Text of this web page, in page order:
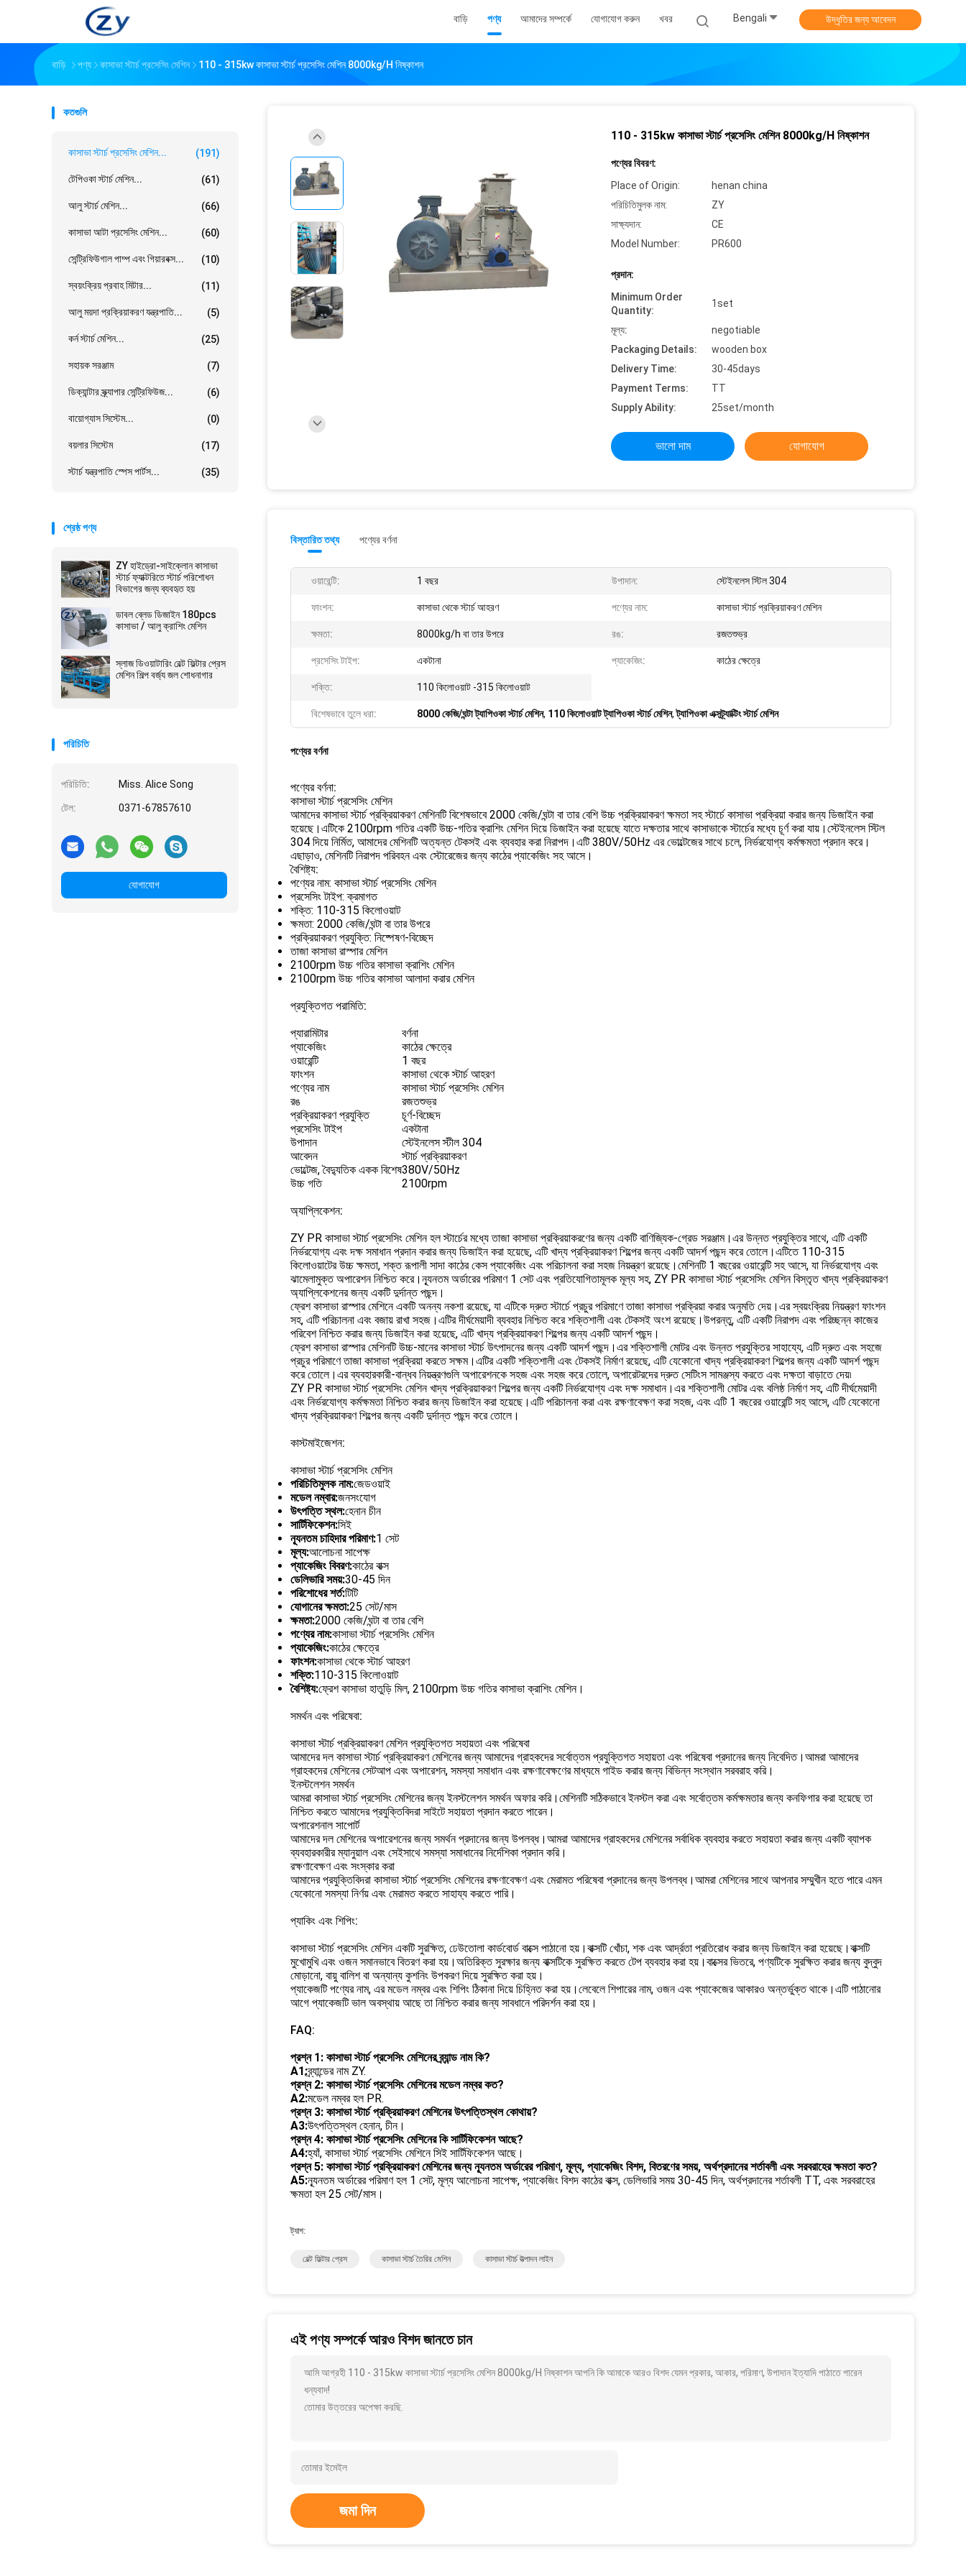
বাড়ি পণ্য আমাদের সম্পর্কে যোগাযোগ করুন খবর Bengali উদ্ধৃতির জন্য আবেদন
বাড়ি পণ্য কাসাভা স্টার্চ প্রসেসিং মেশিন 110 - 315kw কাসাভা স্টার্চ প্রসেসিং মেশিন 8000kg/H নিষ্কাশন
কতগুলি
কাসাভা স্টার্চ প্রসেসিং মেশিন... (191)
টেপিওকা স্টার্চ মেশিন... (61)
আলু স্টার্চ মেশিন... (66)
কাসাভা আটা প্রসেসিং মেশিন... (60)
সেন্ট্রিফিউগাল পাম্প এবং গিয়ারবক্স... (10)
স্বয়ংক্রিয় প্রবাহ মিটার... (11)
আলু ময়দা প্রক্রিয়াকরণ যন্ত্রপাতি... (5)
কর্ন স্টার্চ মেশিন... (25)
সহায়ক সরঞ্জাম (7)
ডিক্যান্টার স্ক্র্যাপার সেন্ট্রিফিউজ... (6)
বায়োগ্যাস সিস্টেম... (0)
বয়লার সিস্টেম (17)
স্টার্চ যন্ত্রপাতি স্পেস পার্টস... (35)
শ্রেষ্ঠ পণ্য
ZY হাইড্রো-সাইক্লোন কাসাভা
স্টার্চ ফ্যাক্টরিতে স্টার্চ পরিশোধন
বিভাগের জন্য ব্যবহৃত হয়
ডাবল ব্লেড ডিজাইন 180pcs
কাসাভা / আলু ক্রাশিং মেশিন
স্লাজ ডিওয়াটারিং বেল্ট ফিল্টার প্রেস
মেশিন শিল্প বর্জ্য জল শোধনাগার
পরিচিতি
পরিচিতি: Miss. Alice Song
টেল: 0371-67857610
যোগাযোগ
110 - 315kw কাসাভা স্টার্চ প্রসেসিং মেশিন 8000kg/H নিষ্কাশন
পণ্যের বিবরণ:
Place of Origin:
henan china
পরিচিতিমুলক নাম:
ZY
সাক্ষ্যদান:
CE
Model Number:
PR600
প্রদান:
Minimum Order
Quantity:
1set
মূল্য:
negotiable
Packaging Details:
wooden box
Delivery Time:
30-45days
Payment Terms:
TT
Supply Ability:
25set/month
ভালো দাম যোগাযোগ
বিস্তারিত তথ্য পণ্যের বর্ণনা
ওয়ারেন্টি: 1 বছর উপাদান: স্টেইনলেস স্টিল 304
ফাংশন: কাসাভা থেকে স্টার্চ আহরণ পণ্যের নাম: কাসাভা স্টার্চ প্রক্রিয়াকরণ মেশিন
ক্ষমতা: 8000kg/h বা তার উপরে রঙ: রজতশুভ্র
প্রসেসিং টাইপ: একটানা প্যাকেজিং: কাঠের ক্ষেত্রে
শক্তি: 110 কিলোওয়াট -315 কিলোওয়াট
বিশেষভাবে তুলে ধরা: 8000 কেজি/ঘন্টা ট্যাপিওকা স্টার্চ মেশিন, 110 কিলোওয়াট ট্যাপিওকা স্টার্চ মেশিন,ট্যাপিওকা এক্সট্র্যাক্টিং স্টার্চ মেশিন
পণ্যের বর্ণনা
পণ্যের বর্ণনা:
কাসাভা স্টার্চ প্রসেসিং মেশিন
আমাদের কাসাভা স্টার্চ প্রক্রিয়াকরণ মেশিনটি বিশেষভাবে 2000 কেজি/ঘন্টা বা তার বেশি উচ্চ প্রক্রিয়াকরণ ক্ষমতা সহ স্টার্চে কাসাভা প্রক্রিয়া করার জন্য ডিজাইন করা
হয়েছে।এটিকে 2100rpm গতির একটি উচ্চ-গতির ক্রাশিং মেশিন দিয়ে ডিজাইন করা হয়েছে যাতে দক্ষতার সাথে কাসাভাকে স্টার্চের মধ্যে চূর্ণ করা যায়।স্টেইনলেস স্টিল
304 দিয়ে নির্মিত, আমাদের মেশিনটি অত্যন্ত টেকসই এবং ব্যবহার করা নিরাপদ।এটি 380V/50Hz এর ভোল্টেজের সাথে চলে, নির্ভরযোগ্য কর্মক্ষমতা প্রদান করে।
এছাড়াও, মেশিনটি নিরাপদ পরিবহন এবং স্টোরেজের জন্য কাঠের প্যাকেজিং সহ আসে।
বৈশিষ্ট্য:
পণ্যের নাম: কাসাভা স্টার্চ প্রসেসিং মেশিন
প্রসেসিং টাইপ: ক্রমাগত
শক্তি: 110-315 কিলোওয়াট
ক্ষমতা: 2000 কেজি/ঘন্টা বা তার উপরে
প্রক্রিয়াকরণ প্রযুক্তি: নিষ্পেষণ-বিচ্ছেদ
তাজা কাসাভা রাস্পার মেশিন
2100rpm উচ্চ গতির কাসাভা ক্রাশিং মেশিন
2100rpm উচ্চ গতির কাসাভা আলাদা করার মেশিন
প্রযুক্তিগত পরামিতি:
প্যারামিটার
বর্ণনা
প্যাকেজিং
কাঠের ক্ষেত্রে
ওয়ারেন্টি
1 বছর
ফাংশন
কাসাভা থেকে স্টার্চ আহরণ
পণ্যের নাম
কাসাভা স্টার্চ প্রসেসিং মেশিন
রঙ
রজতশুভ্র
প্রক্রিয়াকরণ প্রযুক্তি
চূর্ণ-বিচ্ছেদ
প্রসেসিং টাইপ
একটানা
উপাদান
স্টেইনলেস স্টীল 304
আবেদন
স্টার্চ প্রক্রিয়াকরণ
ভোল্টেজ, বৈদ্যুতিক একক বিশেষ380V/50Hz
উচ্চ গতি
2100rpm
অ্যাপ্লিকেশন:
ZY PR কাসাভা স্টার্চ প্রসেসিং মেশিন হল স্টার্চের মধ্যে তাজা কাসাভা প্রক্রিয়াকরণের জন্য একটি বাণিজ্যিক-গ্রেড সরঞ্জাম।এর উন্নত প্রযুক্তির সাথে, এটি একটি
নির্ভরযোগ্য এবং দক্ষ সমাধান প্রদান করার জন্য ডিজাইন করা হয়েছে, এটি খাদ্য প্রক্রিয়াকরণ শিল্পের জন্য একটি আদর্শ পছন্দ করে তোলে।এটিতে 110-315
কিলোওয়াটের উচ্চ ক্ষমতা, শক্ত রূপালী সাদা কাঠের কেস প্যাকেজিং এবং পরিচালনা করা সহজ নিয়ন্ত্রণ রয়েছে।মেশিনটি 1 বছরের ওয়ারেন্টি সহ আসে, যা নির্ভরযোগ্য এবং
ঝামেলামুক্ত অপারেশন নিশ্চিত করে।ন্যূনতম অর্ডারের পরিমাণ 1 সেট এবং প্রতিযোগিতামূলক মূল্য সহ, ZY PR কাসাভা স্টার্চ প্রসেসিং মেশিন বিস্তৃত খাদ্য প্রক্রিয়াকরণ
অ্যাপ্লিকেশনের জন্য একটি দুর্দান্ত পছন্দ।
ফ্রেশ কাসাভা রাস্পার মেশিনে একটি অনন্য নকশা রয়েছে, যা এটিকে দ্রুত স্টার্চে প্রচুর পরিমাণে তাজা কাসাভা প্রক্রিয়া করার অনুমতি দেয়।এর স্বয়ংক্রিয় নিয়ন্ত্রণ ফাংশন
সহ, এটি পরিচালনা এবং বজায় রাখা সহজ।এটির দীর্ঘমেয়াদী ব্যবহার নিশ্চিত করে শক্তিশালী এবং টেকসই অংশ রয়েছে।উপরন্তু, এটি একটি নিরাপদ এবং পরিচ্ছন্ন কাজের
পরিবেশ নিশ্চিত করার জন্য ডিজাইন করা হয়েছে, এটি খাদ্য প্রক্রিয়াকরণ শিল্পের জন্য একটি আদর্শ পছন্দ।
ফ্রেশ কাসাভা রাস্পার মেশিনটি উচ্চ-মানের কাসাভা স্টার্চ উৎপাদনের জন্য একটি আদর্শ পছন্দ।এর শক্তিশালী মোটর এবং উন্নত প্রযুক্তির সাহায্যে, এটি দ্রুত এবং সহজে
প্রচুর পরিমাণে তাজা কাসাভা প্রক্রিয়া করতে সক্ষম।এটির একটি শক্তিশালী এবং টেকসই নির্মাণ রয়েছে, এটি যেকোনো খাদ্য প্রক্রিয়াকরণ শিল্পের জন্য একটি আদর্শ পছন্দ
করে তোলে।এর ব্যবহারকারী-বান্ধব নিয়ন্ত্রণগুলি অপারেশনকে সহজ এবং সহজ করে তোলে, অপারেটরদের দ্রুত সেটিংস সামঞ্জস্য করতে এবং দক্ষতা বাড়াতে দেয়৷
ZY PR কাসাভা স্টার্চ প্রসেসিং মেশিন খাদ্য প্রক্রিয়াকরণ শিল্পের জন্য একটি নির্ভরযোগ্য এবং দক্ষ সমাধান।এর শক্তিশালী মোটর এবং বলিষ্ঠ নির্মাণ সহ, এটি দীর্ঘমেয়াদী
এবং নির্ভরযোগ্য কর্মক্ষমতা নিশ্চিত করার জন্য ডিজাইন করা হয়েছে।এটি পরিচালনা করা এবং রক্ষণাবেক্ষণ করা সহজ, এবং এটি 1 বছরের ওয়ারেন্টি সহ আসে, এটি যেকোনো
খাদ্য প্রক্রিয়াকরণ শিল্পের জন্য একটি দুর্দান্ত পছন্দ করে তোলে।
কাস্টমাইজেশন:
কাসাভা স্টার্চ প্রসেসিং মেশিন
পরিচিতিমুলক নাম:জেডওয়াই
মডেল নম্বার:জনসংযোগ
উৎপত্তি স্থল:হেনান চীন
সার্টিফিকেশন:সিই
ন্যূনতম চাহিদার পরিমাণ:1 সেট
মূল্য:আলোচনা সাপেক্ষ
প্যাকেজিং বিবরণ:কাঠের বাক্স
ডেলিভারি সময়:30-45 দিন
পরিশোধের শর্ত:টিটি
যোগানের ক্ষমতা:25 সেট/মাস
ক্ষমতা:2000 কেজি/ঘন্টা বা তার বেশি
পণ্যের নাম:কাসাভা স্টার্চ প্রসেসিং মেশিন
প্যাকেজিং:কাঠের ক্ষেত্রে
ফাংশন:কাসাভা থেকে স্টার্চ আহরণ
শক্তি:110-315 কিলোওয়াট
বৈশিষ্ট্য:ফ্রেশ কাসাভা হাতুড়ি মিল, 2100rpm উচ্চ গতির কাসাভা ক্রাশিং মেশিন।
সমর্থন এবং পরিষেবা:
কাসাভা স্টার্চ প্রক্রিয়াকরণ মেশিন প্রযুক্তিগত সহায়তা এবং পরিষেবা
আমাদের দল কাসাভা স্টার্চ প্রক্রিয়াকরণ মেশিনের জন্য আমাদের গ্রাহকদের সর্বোত্তম প্রযুক্তিগত সহায়তা এবং পরিষেবা প্রদানের জন্য নিবেদিত।আমরা আমাদের
গ্রাহকদের মেশিনের সেটআপ এবং অপারেশন, সমস্যা সমাধান এবং রক্ষণাবেক্ষণের মাধ্যমে গাইড করার জন্য বিভিন্ন সংস্থান সরবরাহ করি।
ইনস্টলেশন সমর্থন
আমরা কাসাভা স্টার্চ প্রসেসিং মেশিনের জন্য ইনস্টলেশন সমর্থন অফার করি।মেশিনটি সঠিকভাবে ইনস্টল করা এবং সর্বোত্তম কর্মক্ষমতার জন্য কনফিগার করা হয়েছে তা
নিশ্চিত করতে আমাদের প্রযুক্তিবিদরা সাইটে সহায়তা প্রদান করতে পারেন।
অপারেশনাল সাপোর্ট
আমাদের দল মেশিনের অপারেশনের জন্য সমর্থন প্রদানের জন্য উপলব্ধ।আমরা আমাদের গ্রাহকদের মেশিনের সর্বাধিক ব্যবহার করতে সহায়তা করার জন্য একটি ব্যাপক
ব্যবহারকারীর ম্যানুয়াল এবং সেইসাথে সমস্যা সমাধানের নির্দেশিকা প্রদান করি।
রক্ষণাবেক্ষণ এবং সংস্কার করা
আমাদের প্রযুক্তিবিদরা কাসাভা স্টার্চ প্রসেসিং মেশিনের রক্ষণাবেক্ষণ এবং মেরামত পরিষেবা প্রদানের জন্য উপলব্ধ।আমরা মেশিনের সাথে আপনার সম্মুখীন হতে পারে এমন
যেকোনো সমস্যা নির্ণয় এবং মেরামত করতে সাহায্য করতে পারি।
প্যাকিং এবং শিপিং:
কাসাভা স্টার্চ প্রসেসিং মেশিন একটি সুরক্ষিত, ঢেউতোলা কার্ডবোর্ড বাক্সে পাঠানো হয়।বাক্সটি খোঁচা, শক এবং আর্দ্রতা প্রতিরোধ করার জন্য ডিজাইন করা হয়েছে।বাক্সটি
মুখোমুখি এবং ওজন সমানভাবে বিতরণ করা হয়।অতিরিক্ত সুরক্ষার জন্য বাক্সটিকে সুরক্ষিত করতে টেপ ব্যবহার করা হয়।বাক্সের ভিতরে, পণ্যটিকে সুরক্ষিত করার জন্য বুদ্বুদ
মোড়ানো, বায়ু বালিশ বা অন্যান্য কুশনিং উপকরণ দিয়ে সুরক্ষিত করা হয়।
প্যাকেজটি পণ্যের নাম, এর মডেল নম্বর এবং শিপিং ঠিকানা দিয়ে চিহ্নিত করা হয়।লেবেলে শিপারের নাম, ওজন এবং প্যাকেজের আকারও অন্তর্ভুক্ত থাকে।এটি পাঠানোর
আগে প্যাকেজটি ভাল অবস্থায় আছে তা নিশ্চিত করার জন্য সাবধানে পরিদর্শন করা হয়।
FAQ:
প্রশ্ন 1: কাসাভা স্টার্চ প্রসেসিং মেশিনের ব্র্যান্ড নাম কি?
A1:ব্র্যান্ডের নাম ZY.
প্রশ্ন 2: কাসাভা স্টার্চ প্রসেসিং মেশিনের মডেল নম্বর কত?
A2:মডেল নম্বর হল PR.
প্রশ্ন 3: কাসাভা স্টার্চ প্রক্রিয়াকরণ মেশিনের উৎপত্তিস্থল কোথায়?
A3:উৎপত্তিস্থল হেনান, চীন।
প্রশ্ন 4: কাসাভা স্টার্চ প্রসেসিং মেশিনের কি সার্টিফিকেশন আছে?
A4:হ্যাঁ, কাসাভা স্টার্চ প্রসেসিং মেশিনে সিই সার্টিফিকেশন আছে।
প্রশ্ন 5: কাসাভা স্টার্চ প্রক্রিয়াকরণ মেশিনের জন্য ন্যূনতম অর্ডারের পরিমাণ, মূল্য, প্যাকেজিং বিশদ, বিতরণের সময়, অর্থপ্রদানের শর্তাবলী এবং সরবরাহের ক্ষমতা কত?
A5:ন্যূনতম অর্ডারের পরিমাণ হল 1 সেট, মূল্য আলোচনা সাপেক্ষ, প্যাকেজিং বিশদ কাঠের বাক্স, ডেলিভারি সময় 30-45 দিন, অর্থপ্রদানের শর্তাবলী TT, এবং সরবরাহের
ক্ষমতা হল 25 সেট/মাস।
ট্যাগ:
বেল্ট ফিল্টার প্রেস কাসাভা স্টার্চ তৈরির মেশিন কাসাভা স্টার্চ উত্পাদন লাইন
এই পণ্য সম্পর্কে আরও বিশদ জানতে চান
আমি আগ্রহী 110 - 315kw কাসাভা স্টার্চ প্রসেসিং মেশিন 8000kg/H নিষ্কাশন আপনি কি আমাকে আরও বিশদ যেমন প্রকার, আকার, পরিমাণ, উপাদান ইত্যাদি পাঠাতে পারেন
ধন্যবাদ!
তোমার উত্তরের অপেক্ষা করছি.
জমা দিন